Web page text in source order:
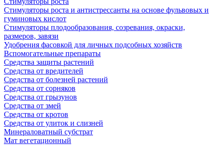
Стимуляторы роста и антистрессанты на основе фульвовых и
гуминовых кислот
Стимуляторы плодообразования, созревания, окраски,
размеров, завязи
Удобрения фасовкой для личных подсобных хозяйств
Вспомогательные препараты
Средства защиты растений
Средства от вредителей
Средства от болезней растений
Средства от сорняков
Средства от грызунов
Средства от змей
Средства от кротов
Средства от улиток и слизней
Минераловатный субстрат
Мат вегетационный